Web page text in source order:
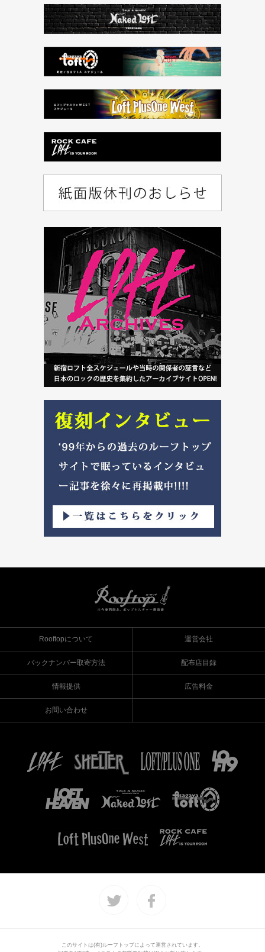
Rooftopについて 運営会社
バックナンバー取寄方法 配布店目録
情報提供 広告料金
お問い合わせ
このサイトは(有)ルーフトップによって運営されています。